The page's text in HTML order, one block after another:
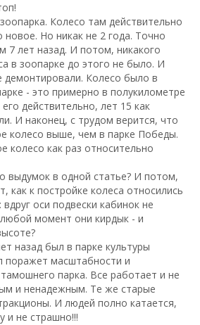
Колесо там действительно
новое. Но никак не 2 года. Точно
7 лет назад. И потом, никакого
в зоопарке до этого не было. И
демонтировали. Колесо было в
- это примерно в полукилометре
действительно, лет 15 как
И наконец, с трудом верится, что
колесо выше, чем в парке Победы.
колесо как раз относительно
выдумок в одной статье? И потом,
как к постройке колеса относились
оси подвески кабинок не
момент они кирдык - и
назад был в парке культуры
поражет масштабности и
парка. Все работает и не
и ненадежным. Те же старые
И людей полно катается,
и не страшно!!!